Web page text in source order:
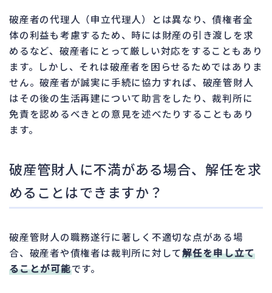
破産者の代理人（申立代理人）とは異なり、債権者全
体の利益も考慮するため、時には財産の引き渡しを求
めるなど、破産者にとって厳しい対応をすることもあり
ます。しかし、それは破産者を困らせるためではありま
せん。破産者が誠実に手続に協力すれば、破産管財人
はその後の生活再建について助言をしたり、裁判所に
免責を認めるべきとの意見を述べたりすることもあり
ます。
破産管財人に不満がある場合、解任を求
めることはできますか？
破産管財人の職務遂行に著しく不適切な点がある場
合、破産者や債権者は裁判所に対して解任を申し立て
ることが可能です。